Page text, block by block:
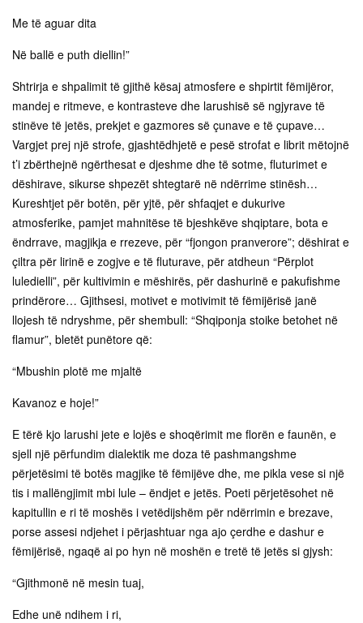
Me të aguar dita
Në ballë e puth diellin!”
Shtrirja e shpalimit të gjithë kësaj atmosfere e shpirtit fëmijëror,
mandej e ritmeve, e kontrasteve dhe larushisë së ngjyrave të
stinëve të jetës, prekjet e gazmores së çunave e të çupave…
Vargjet prej një strofe, gjashtëdhjetë e pesë strofat e librit mëtojnë
t’i zbërthejnë ngërthesat e djeshme dhe të sotme, fluturimet e
dëshirave, sikurse shpezët shtegtarë në ndërrime stinësh…
Kureshtjet për botën, për yjtë, për shfaqjet e dukurive
atmosferike, pamjet mahnitëse të bjeshkëve shqiptare, bota e
ëndrrave, magjikja e rrezeve, për “fjongon pranverore”; dëshirat e
çiltra për lirinë e zogjve e të fluturave, për atdheun “Përplot
luledielli”, për kultivimin e mëshirës, për dashurinë e pakufishme
prindërore… Gjithsesi, motivet e motivimit të fëmijërisë janë
llojesh të ndryshme, për shembull: “Shqiponja stoike betohet në
flamur”, bletët punëtore që:
“Mbushin plotë me mjaltë
Kavanoz e hoje!”
E tërë kjo larushi jete e lojës e shoqërimit me florën e faunën, e
sjell një përfundim dialektik me doza të pashmangshme
përjetësimi të botës magjike të fëmijëve dhe, me pikla vese si një
tis i mallëngjimit mbi lule – ëndjet e jetës. Poeti përjetësohet në
kapitullin e ri të moshës i vetëdijshëm për ndërrimin e brezave,
porse assesi ndjehet i përjashtuar nga ajo çerdhe e dashur e
fëmijërisë, ngaqë ai po hyn në moshën e tretë të jetës si gjysh:
“Gjithmonë në mesin tuaj,
Edhe unë ndihem i ri,